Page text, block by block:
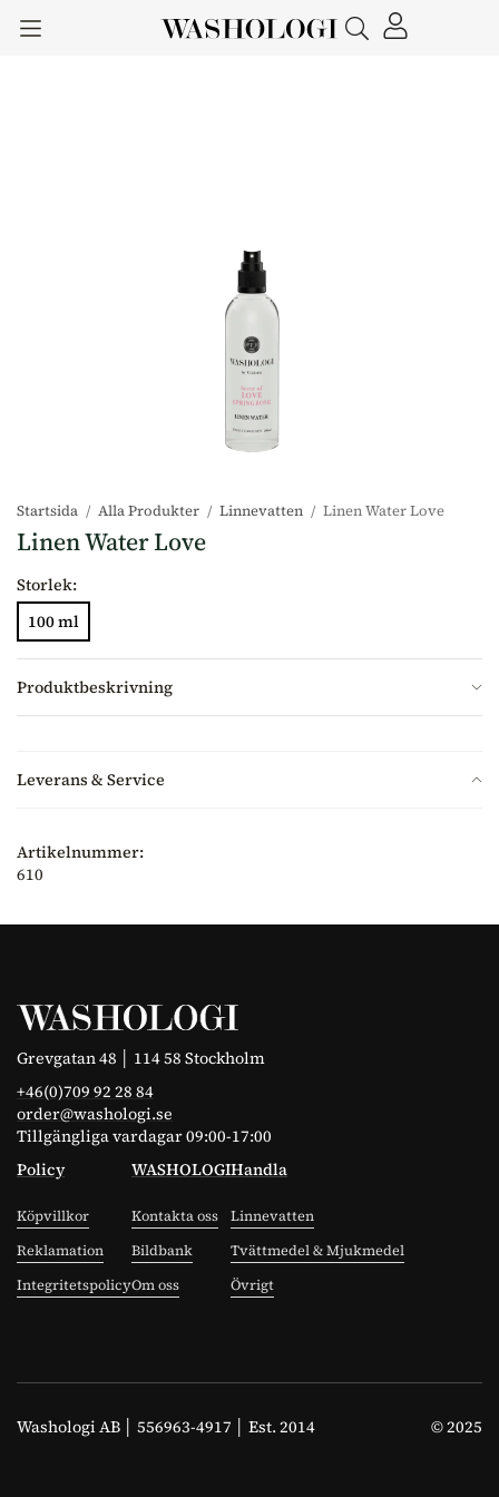
Startsida / Alla Produkter / Linnevatten / Linen Water Love
Linen Water Love
Storlek:
100 ml
Produktbeskrivning
Leverans & Service
Artikelnummer:
610
Grevgatan 48 │ 114 58 Stockholm
+46(0)709 92 28 84
order@washologi.se
Tillgängliga vardagar 09:00-17:00
Policy
Köpvillkor
Reklamation
Integritetspolicy
WASHOLOGI
Kontakta oss
Bildbank
Om oss
Handla
Linnevatten
Tvättmedel & Mjukmedel
Övrigt
Washologi AB │ 556963-4917 │ Est. 2014 © 2025